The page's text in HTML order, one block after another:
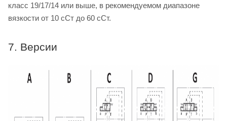
класс 19/17/14 или выше, в рекомендуемом диапазоне
вязкости от 10 сСт до 60 сСт.
7. Версии